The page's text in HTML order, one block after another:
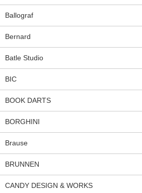
Ballograf
Bernard
Batle Studio
BIC
BOOK DARTS
BORGHINI
Brause
BRUNNEN
CANDY DESIGN & WORKS